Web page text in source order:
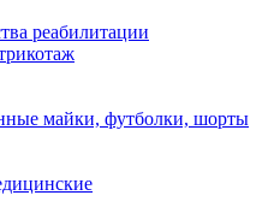
реабилитации
майки, футболки, шорты